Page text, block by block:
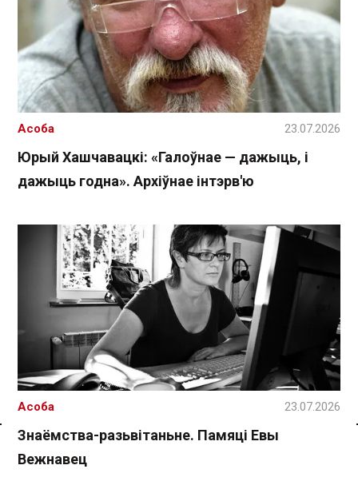
Спасылка без VPN
Юрый Хашчавацкі: «Галоўнае — дажыць, і
дажыць годна». Архіўнае інтэрв'ю
Асоба 23.07.2026
Знаёмства-разьвітаньне. Памяці Евы
Вежнавец
Асоба 23.07.2026